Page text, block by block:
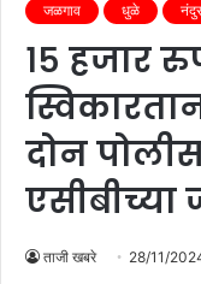
जळगाव धुळे
१५ हजार
दोन
एसीबीच्या
ताजी खबरे 28/11/